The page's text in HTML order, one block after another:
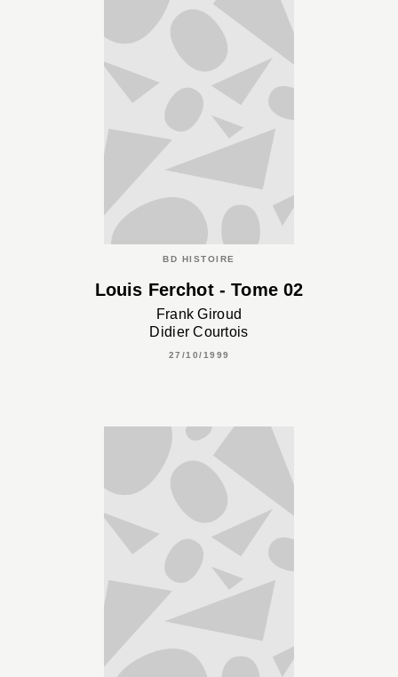
BD HISTOIRE
Louis Ferchot - Tome 02
Frank Giroud
Didier Courtois
27/10/1999